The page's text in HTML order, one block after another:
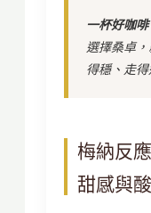
一杯好咖
選擇桑卓
得穩、走
梅納反
甜感與